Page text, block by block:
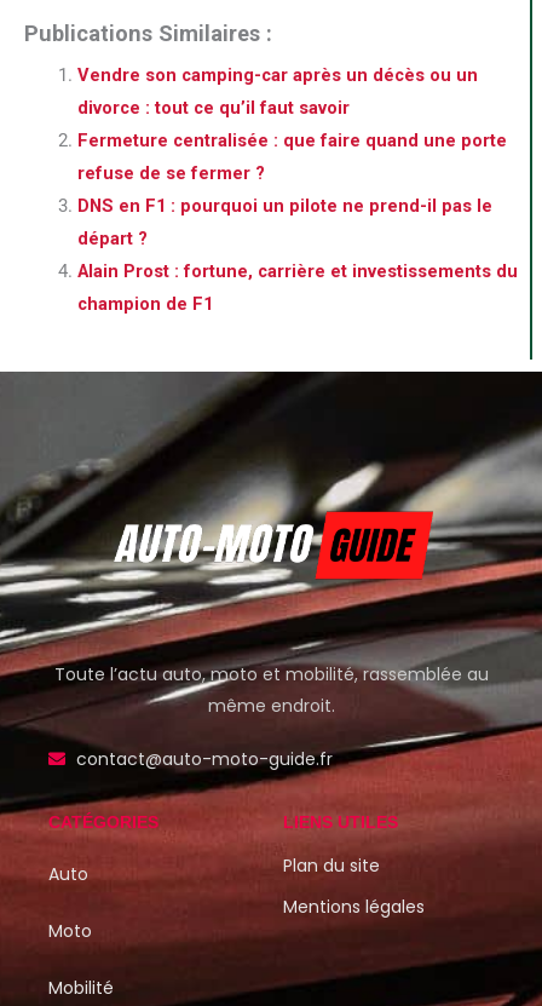
Publications Similaires :
Vendre son camping-car après un décès ou un
divorce : tout ce qu’il faut savoir
Fermeture centralisée : que faire quand une porte
refuse de se fermer ?
DNS en F1 : pourquoi un pilote ne prend-il pas le
départ ?
Alain Prost : fortune, carrière et investissements du
champion de F1
Toute l’actu auto, moto et mobilité, rassemblée au
même endroit.
contact@auto-moto-guide.fr
CATÉGORIES
Auto
Moto
Mobilité
LIENS UTILES
Plan du site
Mentions légales